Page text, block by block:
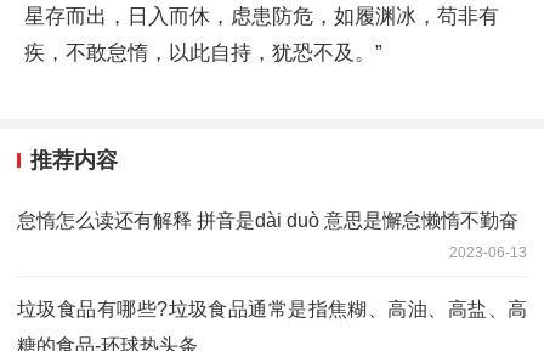
星存而出，日入而休，虑患防危，如履渊冰，苟非有
疾，不敢怠惰，以此自持，犹恐不及。”
推荐内容
怠惰怎么读还有解释 拼音是dài duò 意思是懈怠懒惰不勤奋
2023-06-13
垃圾食品有哪些?垃圾食品通常是指焦糊、高油、高盐、高
糖的食品-环球热头条